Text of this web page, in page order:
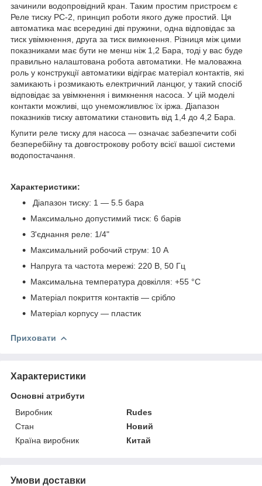
зачинили водопровідний кран. Таким простим пристроєм є
Реле тиску PC-2, принцип роботи якого дуже простий. Ця
автоматика має всередині дві пружини, одна відповідає за
тиск увімкнення, друга за тиск вимкнення. Різниця між цими
показниками має бути не менш ніж 1,2 Бара, тоді у вас буде
правильно налаштована робота автоматики. Не маловажна
роль у конструкції автоматики відіграє матеріал контактів, які
замикають і розмикають електричний ланцюг, у такий спосіб
відповідає за увімкнення і вимкнення насоса. У цій моделі
контакти можливі, що унеможливлює їх іржа. Діапазон
показників тиску автоматики становить від 1,4 до 4,2 Бара.
Купити реле тиску для насоса — означає забезпечити собі
безперебійну та довгострокову роботу всієї вашої системи
водопостачання.
Характеристики:
Діапазон тиску: 1 — 5.5 бара
Максимально допустимий тиск: 6 барів
З'єднання реле: 1/4"
Максимальний робочий струм: 10 А
Напруга та частота мережі: 220 В, 50 Гц
Максимальна температура довкілля: +55 °С
Матеріал покриття контактів — срібло
Матеріал корпусу — пластик
Приховати
Характеристики
Основні атрибути
Виробник
Rudes
Стан
Новий
Країна виробник
Китай
Умови доставки